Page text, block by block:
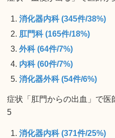
消化器内科 (345件/38%)
肛門科 (165件/18%)
外科 (64件/7%)
内科 (60件/7%)
消化器外科 (54件/6%)
症状「肛門からの出血」で
5
消化器内科 (371件/25%)